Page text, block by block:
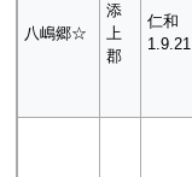
八嶋郷☆
添
上
郡
仁和
1.9.21